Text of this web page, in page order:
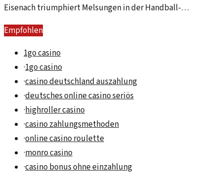
Eisenach triumphiert Melsungen in der Handball-
Bundesliga. Ein Spiel voller Spannung und Einsatz.
Empfohlen
1go casino
·1go casino
·casino deutschland auszahlung
·deutsches online casino seriös
·highroller casino
·casino zahlungsmethoden
·online casino roulette
·monro casino
·casino bonus ohne einzahlung